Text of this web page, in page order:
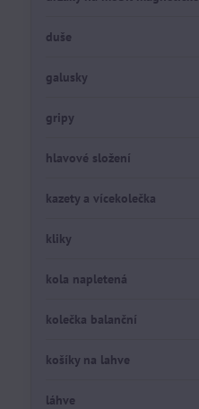
duše
galusky
gripy
hlavové složení
kazety a vícekolečka
kliky
kola napletená
kolečka balanční
košíky na lahve
láhve